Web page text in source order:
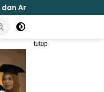
Seribu Pulau
tutup